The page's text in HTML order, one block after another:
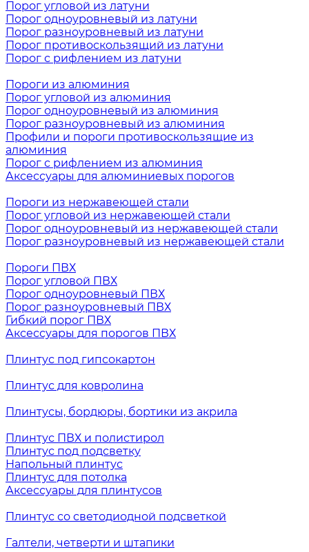
Порог угловой из латуни
Порог одноуровневый из латуни
Порог разноуровневый из латуни
Порог противоскользящий из латуни
Порог с рифлением из латуни
Пороги из алюминия
Порог угловой из алюминия
Порог одноуровневый из алюминия
Порог разноуровневый из алюминия
Профили и пороги противоскользящие из
алюминия
Порог с рифлением из алюминия
Аксессуары для алюминиевых порогов
Пороги из нержавеющей стали
Порог угловой из нержавеющей стали
Порог одноуровневый из нержавеющей стали
Порог разноуровневый из нержавеющей стали
Пороги ПВХ
Порог угловой ПВХ
Порог одноуровневый ПВХ
Порог разноуровневый ПВХ
Гибкий порог ПВХ
Аксессуары для порогов ПВХ
Плинтус под гипсокартон
Плинтус для ковролина
Плинтусы, бордюры, бортики из акрила
Плинтус ПВХ и полистирол
Плинтус под подсветку
Напольный плинтус
Плинтус для потолка
Аксессуары для плинтусов
Плинтус со светодиодной подсветкой
Галтели, четверти и штапики